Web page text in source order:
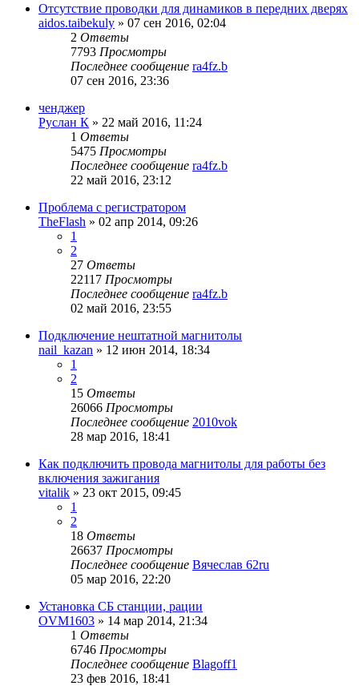
Отсутствие проводки для динамиков в передних дверях
aidos.taibekuly » 07 сен 2016, 02:04
2 Ответы
7793 Просмотры
Последнее сообщение ra4fz.b
07 сен 2016, 23:36
ченджер
Руслан К » 22 май 2016, 11:24
1 Ответы
5475 Просмотры
Последнее сообщение ra4fz.b
22 май 2016, 23:12
Проблема с регистратором
TheFlash » 02 апр 2014, 09:26
1
2
27 Ответы
22117 Просмотры
Последнее сообщение ra4fz.b
02 май 2016, 23:55
Подключение нештатной магнитолы
nail_kazan » 12 июн 2014, 18:34
1
2
15 Ответы
26066 Просмотры
Последнее сообщение 2010vok
28 мар 2016, 18:41
Как подключить провода магнитолы для работы без
включения зажигания
vitalik » 23 окт 2015, 09:45
1
2
18 Ответы
26637 Просмотры
Последнее сообщение Вячеслав 62ru
05 мар 2016, 22:20
Установка СБ станции, рации
OVM1603 » 14 мар 2014, 21:34
1 Ответы
6746 Просмотры
Последнее сообщение Blagoff1
23 фев 2016, 18:41